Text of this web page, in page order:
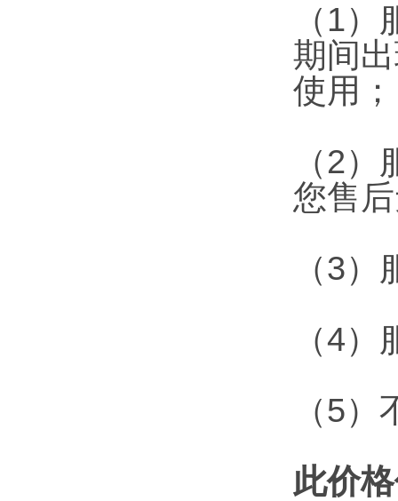
（1
期间
使用；
（2
您售
（3
（4
（5
此价